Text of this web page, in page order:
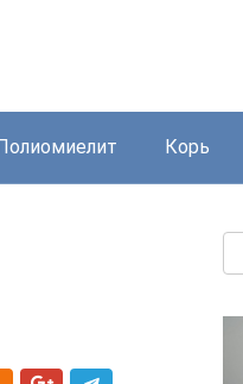
Корь